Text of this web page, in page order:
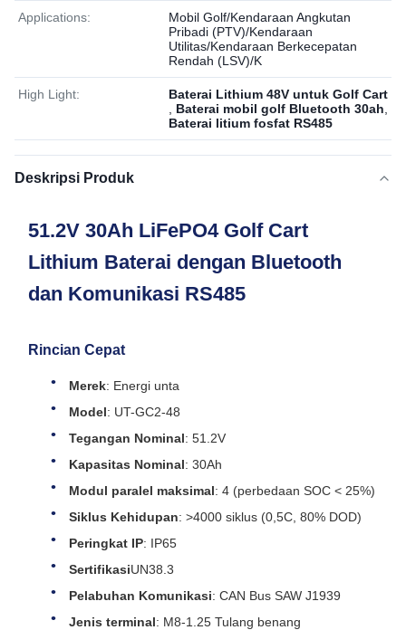
Applications:
Mobil Golf/Kendaraan Angkutan
Pribadi (PTV)/Kendaraan
Utilitas/Kendaraan Berkecepatan
Rendah (LSV)/K
High Light:
Baterai Lithium 48V untuk Golf Cart
Baterai mobil golf Bluetooth 30ah
Baterai litium fosfat RS485
Deskripsi Produk
51.2V 30Ah LiFePO4 Golf Cart
Lithium Baterai dengan Bluetooth
dan Komunikasi RS485
Rincian Cepat
Merek: Energi unta
Model: UT-GC2-48
Tegangan Nominal: 51.2V
Kapasitas Nominal: 30Ah
Modul paralel maksimal: 4 (perbedaan SOC < 25%)
Siklus Kehidupan: >4000 siklus (0,5C, 80% DOD)
Peringkat IP: IP65
SertifikasiUN38.3
Pelabuhan Komunikasi: CAN Bus SAW J1939
Jenis terminal: M8-1.25 Tulang benang